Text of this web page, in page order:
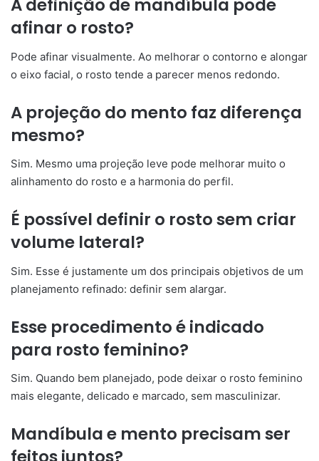
A definição de mandíbula pode
afinar o rosto?
Pode afinar visualmente. Ao melhorar o contorno e alongar
o eixo facial, o rosto tende a parecer menos redondo.
A projeção do mento faz diferença
mesmo?
Sim. Mesmo uma projeção leve pode melhorar muito o
alinhamento do rosto e a harmonia do perfil.
É possível definir o rosto sem criar
volume lateral?
Sim. Esse é justamente um dos principais objetivos de um
planejamento refinado: definir sem alargar.
Esse procedimento é indicado
para rosto feminino?
Sim. Quando bem planejado, pode deixar o rosto feminino
mais elegante, delicado e marcado, sem masculinizar.
Mandíbula e mento precisam ser